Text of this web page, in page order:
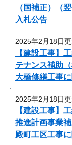
（国補正）（
入札公告
2025年2月18日
【建設工事
テナンス補助
大橋修繕工事
2025年2月18日
【建設工事
推進計画事業
殿町工区工事